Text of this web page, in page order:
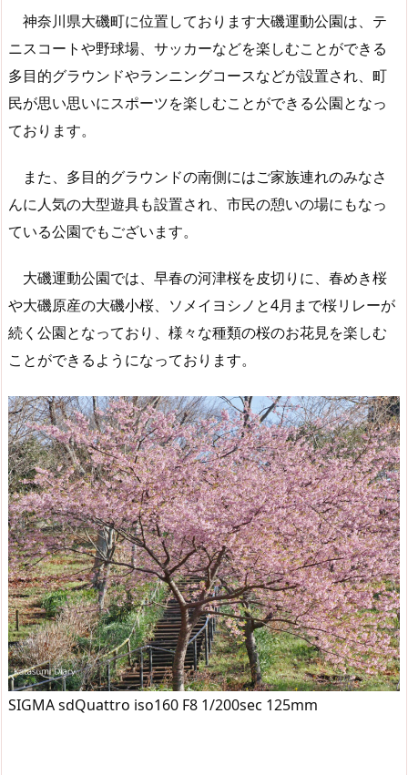
神奈川県大磯町に位置しております大磯運動公園は、テ
ニスコートや野球場、サッカーなどを楽しむことができる
多目的グラウンドやランニングコースなどが設置され、町
民が思い思いにスポーツを楽しむことができる公園となっ
ております。
また、多目的グラウンドの南側にはご家族連れのみなさ
んに人気の大型遊具も設置され、市民の憩いの場にもなっ
ている公園でもございます。
大磯運動公園では、早春の河津桜を皮切りに、春めき桜
や大磯原産の大磯小桜、ソメイヨシノと4月まで桜リレーが
続く公園となっており、様々な種類の桜のお花見を楽しむ
ことができるようになっております。
SIGMA sdQuattro iso160 F8 1/200sec 125mm